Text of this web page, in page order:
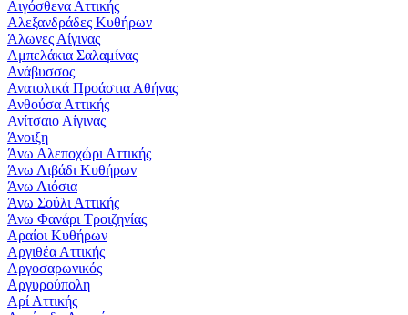
Αιγόσθενα Αττικής
Αλεξανδράδες Κυθήρων
Άλωνες Αίγινας
Αμπελάκια Σαλαμίνας
Ανάβυσσος
Ανατολικά Προάστια Αθήνας
Ανθούσα Αττικής
Ανίτσαιο Αίγινας
Άνοιξη
Άνω Αλεποχώρι Αττικής
Άνω Λιβάδι Κυθήρων
Άνω Λιόσια
Άνω Σούλι Αττικής
Άνω Φανάρι Τροιζηνίας
Αραίοι Κυθήρων
Αργιθέα Αττικής
Αργοσαρωνικός
Αργυρούπολη
Αρί Αττικής